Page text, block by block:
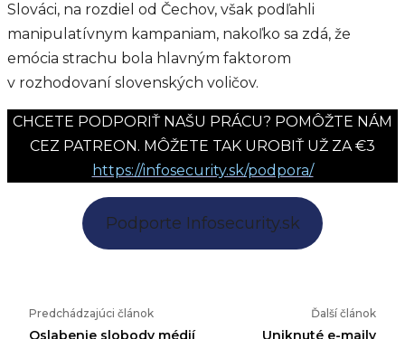
Slováci, na rozdiel od Čechov, však podľahli
manipulatívnym kampaniam, nakoľko sa zdá, že
emócia strachu bola hlavným faktorom
v rozhodovaní slovenských voličov.
CHCETE PODPORIŤ NAŠU PRÁCU? POMÔŽTE NÁM
CEZ PATREON. MÔŽETE TAK UROBIŤ UŽ ZA €3
https://infosecurity.sk/podpora/
Podporte Infosecurity.sk
Predchádzajúci článok
Oslabenie slobody médií
Ďalší článok
Uniknuté e-maily